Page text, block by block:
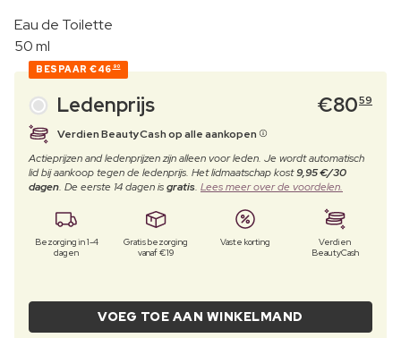
Eau de Toilette
50 ml
BESPAAR €46 90
Ledenprijs €8059
Verdien BeautyCash op alle aankopen
Actieprijzen and ledenprijzen zijn alleen voor leden. Je wordt automatisch
lid bij aankoop tegen de ledenprijs. Het lidmaatschap kost9,95 €/30
dagen. De eerste 14 dagen isgratis. Lees meer over de voordelen.
Bezorging in 1-4
dagen
Gratis bezorging
vanaf €19
Vaste korting
Verdien
BeautyCash
VOEG TOE AAN WINKELMAND